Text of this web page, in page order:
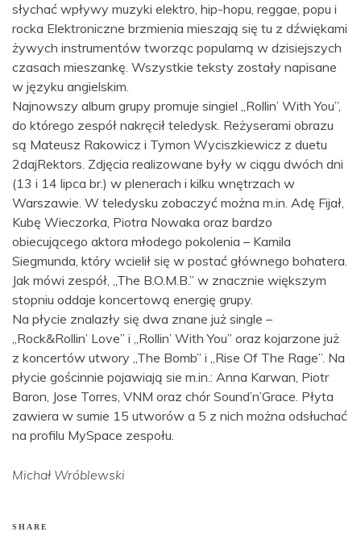
słychać wpływy muzyki elektro, hip-hopu, reggae, popu i
rocka Elektroniczne brzmienia mieszają się tu z dźwiękami
żywych instrumentów tworząc popularną w dzisiejszych
czasach mieszankę. Wszystkie teksty zostały napisane
w języku angielskim.
Najnowszy album grupy promuje singiel „Rollin’ With You”,
do którego zespół nakręcił teledysk. Reżyserami obrazu
są Mateusz Rakowicz i Tymon Wyciszkiewicz z duetu
2dajRektors. Zdjęcia realizowane były w ciągu dwóch dni
(13 i 14 lipca br.) w plenerach i kilku wnętrzach w
Warszawie. W teledysku zobaczyć można m.in. Adę Fijał,
Kubę Wieczorka, Piotra Nowaka oraz bardzo
obiecującego aktora młodego pokolenia – Kamila
Siegmunda, który wcielił się w postać głównego bohatera.
Jak mówi zespół, „The B.O.M.B.” w znacznie większym
stopniu oddaje koncertową energię grupy.
Na płycie znalazły się dwa znane już single –
„Rock&Rollin’ Love” i „Rollin’ With You” oraz kojarzone już
z koncertów utwory „The Bomb” i „Rise Of The Rage”. Na
płycie gościnnie pojawiają sie m.in.: Anna Karwan, Piotr
Baron, Jose Torres, VNM oraz chór Sound’n’Grace. Płyta
zawiera w sumie 15 utworów a 5 z nich można odsłuchać
na profilu MySpace zespołu.
Michał Wróblewski
SHARE